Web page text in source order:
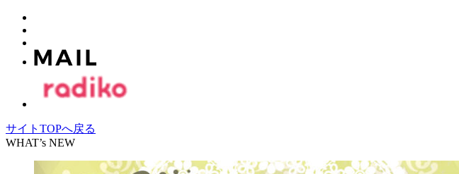
サイトTOPへ戻る
WHAT’s NEW